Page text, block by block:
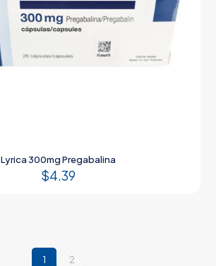
Lyrica 300mg Pregabalina
$4.39
1 2